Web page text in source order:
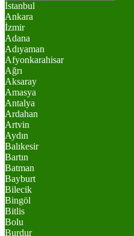
İstanbul
Ankara
İzmir
Adana
Adıyaman
Afyonkarahisar
Ağrı
Aksaray
Amasya
Antalya
Ardahan
Artvin
Aydın
Balıkesir
Bartın
Batman
Bayburt
Bilecik
Bingöl
Bitlis
Bolu
Burdur